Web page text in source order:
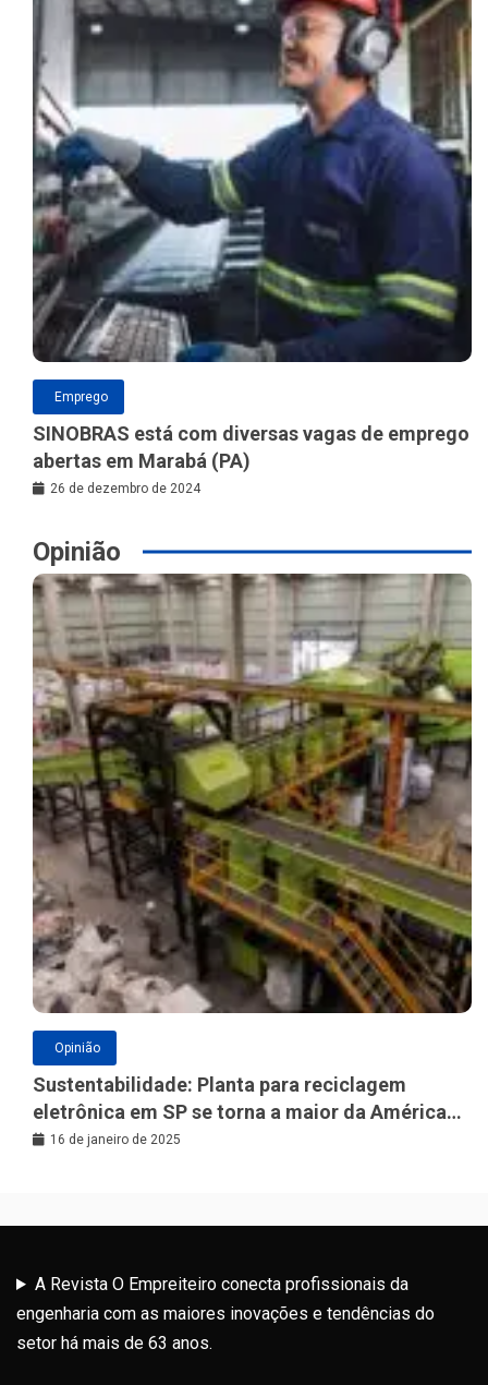
Emprego
SINOBRAS está com diversas vagas de emprego
abertas em Marabá (PA)
26 de dezembro de 2024
Opinião
Opinião
Sustentabilidade: Planta para reciclagem
eletrônica em SP se torna a maior da América
Latina
16 de janeiro de 2025
A Revista O Empreiteiro conecta profissionais da
engenharia com as maiores inovações e tendências do
setor há mais de 63 anos.